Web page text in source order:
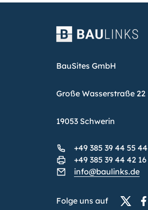
BauSites GmbH
Große Wasserstraße 22
19053 Schwerin
+49 385 39 44 55 44
+49 385 39 44 42 16
info@baulinks.de
Folge uns auf